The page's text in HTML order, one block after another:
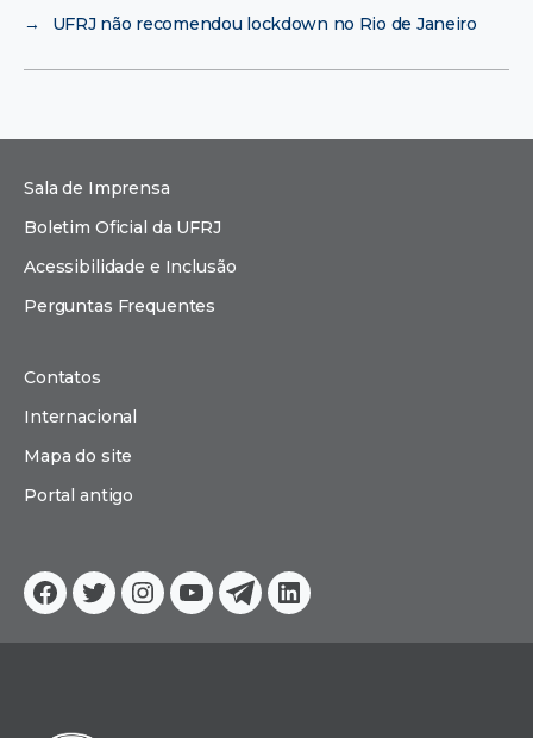
→
UFRJ não recomendou lockdown no Rio de Janeiro
Facebook
TwitterInstagram
YouTube
TelegramLinkedin
Sala de Imprensa
Boletim Oficial da UFRJ
Acessibilidade e Inclusão
Perguntas Frequentes
Contatos
Internacional
Mapa do site
Portal antigo